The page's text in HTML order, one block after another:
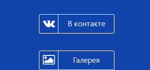
В контакте
Галерея